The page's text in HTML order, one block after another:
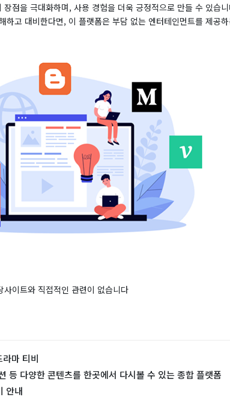
점을 극대화하며, 사용 경험을 더욱 긍정적으로 만들 수 있습
하고 대비한다면, 이 플랫폼은 부담 없는 엔터테인먼트를 제공
이트와 직접적인 관련이 없습니다
마 티비
등 다양한 콘텐츠를 한곳에서 다시볼 수 있는 종합 플랫폼
안내